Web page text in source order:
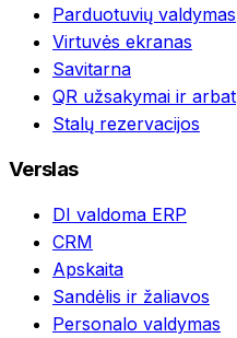
Parduotuvių valdymas
Virtuvės ekranas
Savitarna
QR užsakymai ir
Stalų rezervacijos
Verslas
DI valdoma ERP
CRM
Apskaita
Sandėlis ir žaliavos
Personalo valdymas